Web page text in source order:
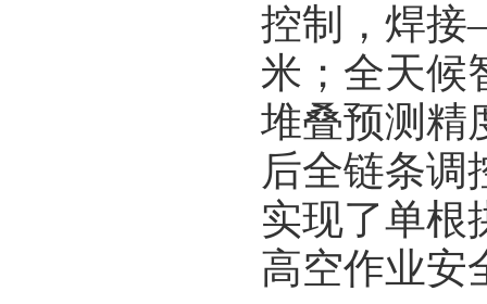
控制，焊接
米；全天候
堆叠预测
后全链条调
实现了单根
高空作业安